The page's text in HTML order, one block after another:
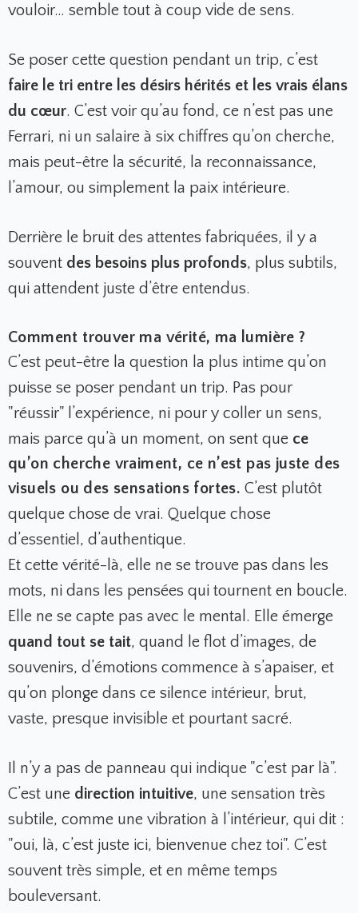
vouloir… semble tout à coup vide de sens.
Se poser cette question pendant un trip, c’est
faire le tri entre les désirs hérités et les vrais élans
du cœur. C’est voir qu’au fond, ce n’est pas une
Ferrari, ni un salaire à six chiffres qu’on cherche,
mais peut-être la sécurité, la reconnaissance,
l’amour, ou simplement la paix intérieure.
Derrière le bruit des attentes fabriquées, il y a
souvent des besoins plus profonds, plus subtils,
qui attendent juste d’être entendus.
Comment trouver ma vérité, ma lumière ?
C’est peut-être la question la plus intime qu’on
puisse se poser pendant un trip. Pas pour
"réussir" l’expérience, ni pour y coller un sens,
mais parce qu’à un moment, on sent que ce
qu’on cherche vraiment, ce n’est pas juste des
visuels ou des sensations fortes. C’est plutôt
quelque chose de vrai. Quelque chose
d’essentiel, d’authentique.
Et cette vérité-là, elle ne se trouve pas dans les
mots, ni dans les pensées qui tournent en boucle.
Elle ne se capte pas avec le mental. Elle émerge
quand tout se tait, quand le flot d’images, de
souvenirs, d’émotions commence à s’apaiser, et
qu’on plonge dans ce silence intérieur, brut,
vaste, presque invisible et pourtant sacré.
Il n’y a pas de panneau qui indique "c’est par là".
C’est une direction intuitive, une sensation très
subtile, comme une vibration à l’intérieur, qui dit :
"oui, là, c’est juste ici, bienvenue chez toi". C’est
souvent très simple, et en même temps
bouleversant.